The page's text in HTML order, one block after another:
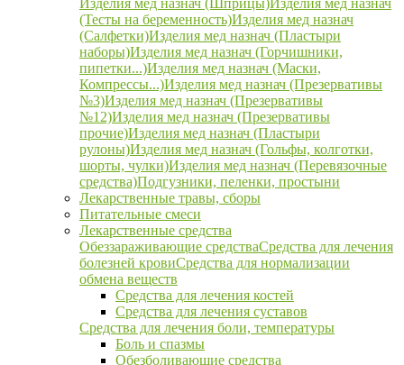
Изделия мед назнач (Шприцы)Изделия мед назнач
(Тесты на беременность)Изделия мед назнач
(Салфетки)Изделия мед назнач (Пластыри
наборы)Изделия мед назнач (Горчишники,
пипетки...)Изделия мед назнач (Маски,
Компрессы...)Изделия мед назнач (Презервативы
№3)Изделия мед назнач (Презервативы
№12)Изделия мед назнач (Презервативы
прочие)Изделия мед назнач (Пластыри
рулоны)Изделия мед назнач (Гольфы, колготки,
шорты, чулки)Изделия мед назнач (Перевязочные
средства)Подгузники, пеленки, простыни
Лекарственные травы, сборы
Питательные смеси
Лекарственные средства
Обеззараживающие средстваСредства для лечения
болезней кровиСредства для нормализации
обмена веществ
Средства для лечения костей
Средства для лечения суставов
Средства для лечения боли, температуры
Боль и спазмы
Обезболивающие средства